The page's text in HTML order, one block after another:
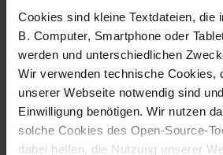
Cookies sind kleine Textdateien, die
B. Computer, Smartphone oder
werden und unterschiedlichen
Wir verwenden technische Cookies,
unserer Webseite notwendig sind
Einwilligung benötigen. Wir nutzen
solche Cookies des Open-Source-
dabei helfen, die Nutzung unserer
Fotografo: Lorenz
Sternbach
Download